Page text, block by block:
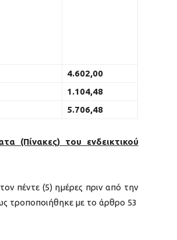
4.602,00
1.104,48
5.706,48
(Πίνακες) του ενδεικτικού
πέντε (5) ημέρες πριν από την
τροποποιήθηκε με το άρθρο 53